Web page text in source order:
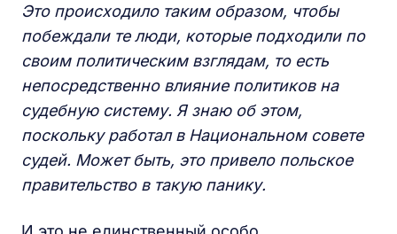
Это происходило таким образом, чтобы
побеждали те люди, которые подходили по
своим политическим взглядам, то есть
непосредственно влияние политиков на
судебную систему. Я знаю об этом,
поскольку работал в Национальном совете
судей. Может быть, это привело польское
правительство в такую панику.